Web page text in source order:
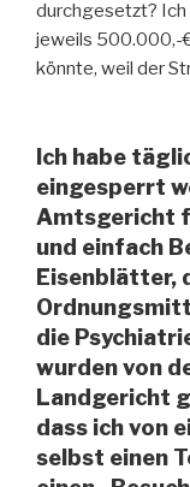
durchgesetzt? Ich
jeweils 500.000,-
könnte, weil der
Ich habe
eingesperrt
Amtsgericht
und einfach
Eisenblätter,
die
wurden von
Landgericht
dass ich von
selbst einen